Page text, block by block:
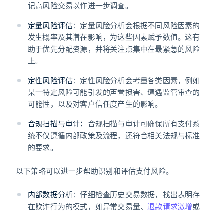
记高风险交易以作进一步调查。
定量风险评估： 定量风险分析会根据不同风险因素的
发生概率及其潜在影响，为这些因素赋予数值。这有
助于优先分配资源，并将关注点集中在最紧急的风险
上。
定性风险评估： 定性风险分析会考量各类因素，例如
某一特定风险可能引发的声誉损害、遭遇监管审查的
可能性，以及对客户信任度产生的影响。
合规扫描与审计： 合规扫描与审计可确保所有支付系
统不仅遵循内部政策及流程，还符合相关法规与标准
的要求。
以下策略可以进一步帮助识别和评估支付风险。
内部数据分析：仔细检查历史交易数据，找出表明存
在欺诈行为的模式，如异常交易量、退款请求激增或